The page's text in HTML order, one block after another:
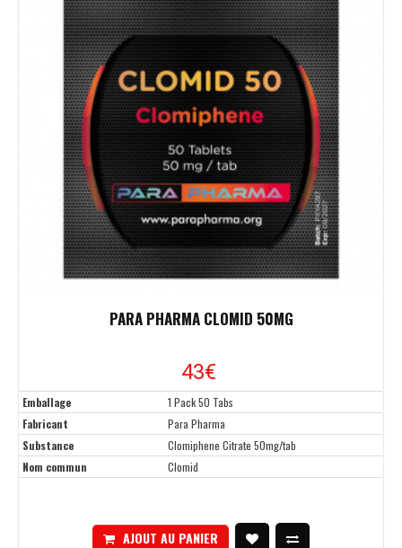
PARA PHARMA CLOMID 50MG
43€
Emballage
1 Pack 50 Tabs
Fabricant
Para Pharma
Substance
Clomiphene Citrate 50mg/tab
Nom commun
Clomid
AJOUT AU PANIER